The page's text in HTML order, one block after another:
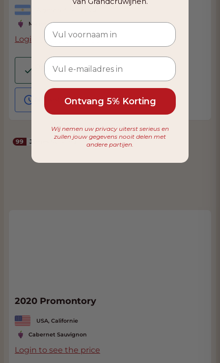
Malbec
Login to see the price
Op voorraad
6 items beschikbaar
Nabestelling mogelijk
99 James Suckling
2020 Promontory
USA, Californie
Cabernet Sauvignon
Login to see the price
Ontvang 5% Korting
Wij nemen uw privacy uiterst serieus en
zullen jouw gegevens nooit delen met
andere partijen.